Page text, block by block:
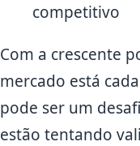
competitivo
Com a crescente
mercado está
pode ser um
estão tentando